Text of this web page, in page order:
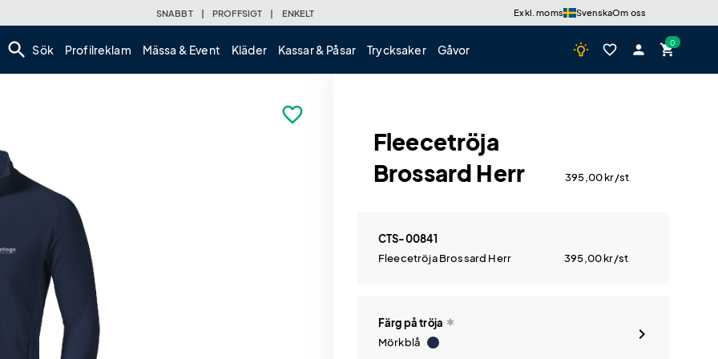
SNABBT | PROFFSIGT | ENKELT Exkl. moms SvenskaOm oss
search Sök Profilreklam Mässa & Event Kläder Kassar & Påsar Trycksaker Gåvor wb_incandescent favorite_border person shopping_cart
favorite_border
Fleecetröja
Brossard Herr
395,00kr/st
CTS-00841
Fleecetröja Brossard Herr
395,00kr/st
Färg på tröja
Mörkblå